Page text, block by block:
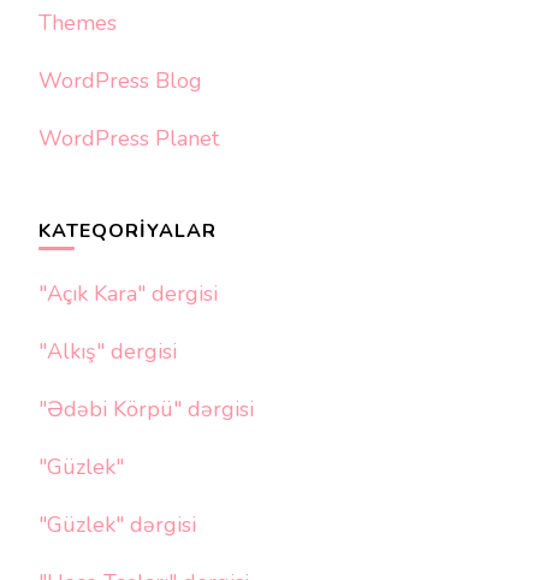
Themes
WordPress Blog
WordPress Planet
KATEQORIYALAR
"Açık Kara" dergisi
"Alkış" dergisi
"Ədəbi Körpü" dərgisi
"Güzlek"
"Güzlek" dərgisi